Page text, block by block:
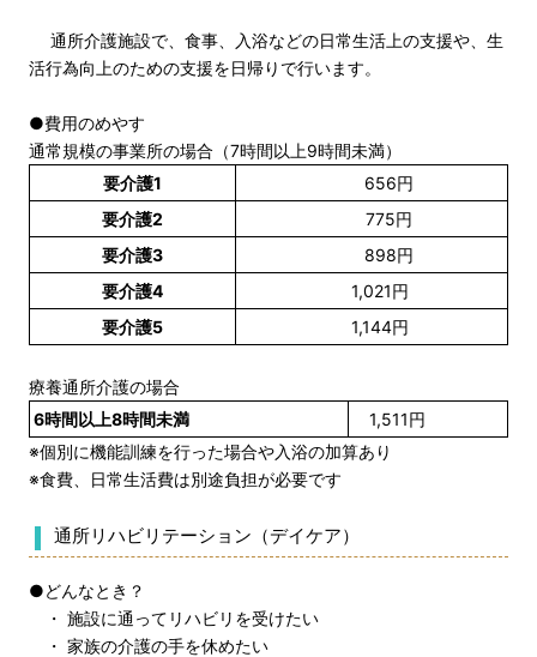
通所介護施設で、食事、入浴などの日常生活上の支援や、生
活行為向上のための支援を日帰りで行います。
●費用のめやす
通常規模の事業所の場合（7時間以上9時間未満）
要介護1
656円
要介護2
775円
要介護3
898円
要介護4
1,021円
要介護5
1,144円
療養通所介護の場合
6時間以上8時間未満
1,511円
※個別に機能訓練を行った場合や入浴の加算あり
※食費、日常生活費は別途負担が必要です
通所リハビリテーション（デイケア）
●どんなとき？
・ 施設に通ってリハビリを受けたい
・ 家族の介護の手を休めたい